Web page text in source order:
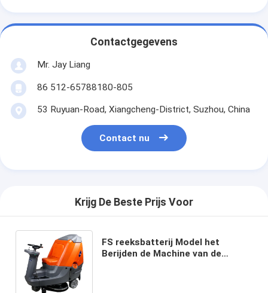
Contactgegevens
Mr. Jay Liang
86 512-65788180-805
53 Ruyuan-Road, Xiangcheng-District, Suzhou, China
Contact nu
Krijg De Beste Prijs Voor
FS reeksbatterij Model het
Berijden de Machine van de